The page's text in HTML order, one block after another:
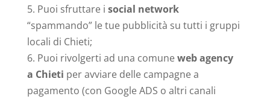
Puoi sfruttare i social network
“spammando” le tue pubblicità su tutti i gruppi
locali di Chieti;
Puoi rivolgerti ad una comuneweb agency
a Chieti per avviare delle campagne a
pagamento (con Google ADS o altri canali